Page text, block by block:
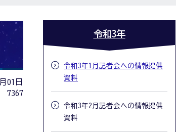
01日
7367
令和3年
令和3年1月記者会への情報提供
資料
令和3年2月記者会への情報提供
資料